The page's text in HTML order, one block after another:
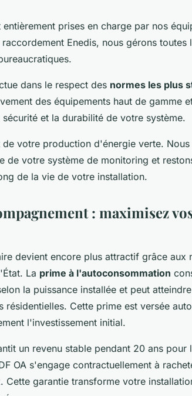
prises en charge par nos
Enedis, nous gérons toutes
dans le respect des normes les plus
des équipements haut de gamme
et la durabilité de votre système.
votre production d'énergie verte.
de votre système de monitoring et
de la vie de votre installation.
: maximisez
devient encore plus attractif grâce aux
La prime à l'autoconsommation
la puissance installée et peut
Cette prime est versée
l'investissement initial.
un revenu stable pendant 20 ans pour
OA s'engage contractuellement à
Cette garantie transforme votre